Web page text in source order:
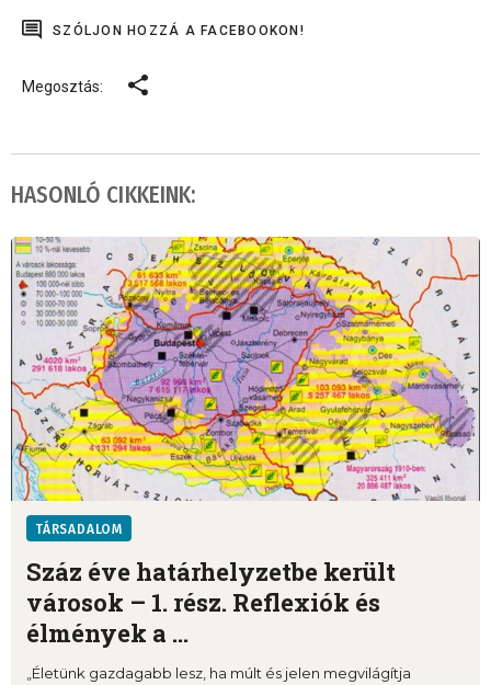
SZÓLJON HOZZÁ A FACEBOOKON!
Megosztás:
HASONLÓ CIKKEINK:
TÁRSADALOM
Száz éve határhelyzetbe került
városok – 1. rész. Reflexiók és
élmények a ...
„Életünk gazdagabb lesz, ha múlt és jelen megvilágítja